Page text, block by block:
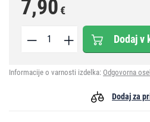
7,90€
Dodaj v
Informacije o varnosti izdelka: Odgovorna
Dodaj za